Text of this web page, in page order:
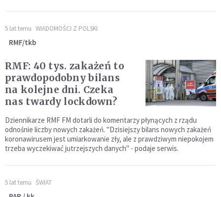
5 lat temu WIADOMOŚCI Z POLSKI
RMF/tkb
RMF: 40 tys. zakażeń to
prawdopodobny bilans
na kolejne dni. Czeka
nas twardy lockdown?
Dziennikarze RMF FM dotarli do komentarzy płynących z rządu
odnośnie liczby nowych zakażeń. "Dzisiejszy bilans nowych zakażeń
koronawirusem jest umiarkowanie zły, ale z prawdziwym niepokojem
trzeba wyczekiwać jutrzejszych danych" - podaje serwis.
5 lat temu ŚWIAT